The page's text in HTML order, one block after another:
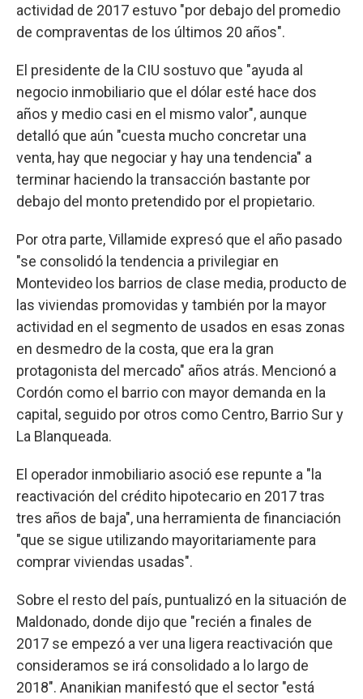
actividad de 2017 estuvo "por debajo del promedio
de compraventas de los últimos 20 años".
El presidente de la CIU sostuvo que "ayuda al
negocio inmobiliario que el dólar esté hace dos
años y medio casi en el mismo valor", aunque
detalló que aún "cuesta mucho concretar una
venta, hay que negociar y hay una tendencia" a
terminar haciendo la transacción bastante por
debajo del monto pretendido por el propietario.
Por otra parte, Villamide expresó que el año pasado
"se consolidó la tendencia a privilegiar en
Montevideo los barrios de clase media, producto de
las viviendas promovidas y también por la mayor
actividad en el segmento de usados en esas zonas
en desmedro de la costa, que era la gran
protagonista del mercado" años atrás. Mencionó a
Cordón como el barrio con mayor demanda en la
capital, seguido por otros como Centro, Barrio Sur y
La Blanqueada.
El operador inmobiliario asoció ese repunte a "la
reactivación del crédito hipotecario en 2017 tras
tres años de baja", una herramienta de financiación
"que se sigue utilizando mayoritariamente para
comprar viviendas usadas".
Sobre el resto del país, puntualizó en la situación de
Maldonado, donde dijo que "recién a finales de
2017 se empezó a ver una ligera reactivación que
consideramos se irá consolidado a lo largo de
2018". Ananikian manifestó que el sector "está